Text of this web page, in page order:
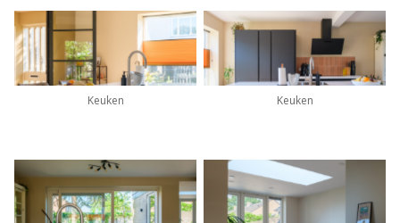
Keuken Keuken